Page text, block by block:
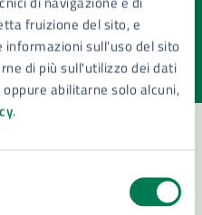
fruizione del sito, e
sull'uso del sito
di più sull'utilizzo dei dati
abilitarne solo alcuni,
.
(da 1 a 5 stelle)
valutare la chiarezza delle
su 5
5